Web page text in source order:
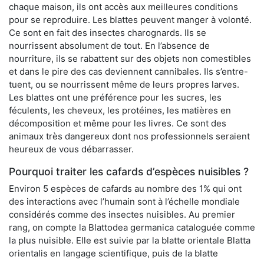
chaque maison, ils ont accès aux meilleures conditions
pour se reproduire. Les blattes peuvent manger à volonté.
Ce sont en fait des insectes charognards. Ils se
nourrissent absolument de tout. En l’absence de
nourriture, ils se rabattent sur des objets non comestibles
et dans le pire des cas deviennent cannibales. Ils s’entre-
tuent, ou se nourrissent même de leurs propres larves.
Les blattes ont une préférence pour les sucres, les
féculents, les cheveux, les protéines, les matières en
décomposition et même pour les livres. Ce sont des
animaux très dangereux dont nos professionnels seraient
heureux de vous débarrasser.
Pourquoi traiter les cafards d’espèces nuisibles ?
Environ 5 espèces de cafards au nombre des 1% qui ont
des interactions avec l’humain sont à l’échelle mondiale
considérés comme des insectes nuisibles. Au premier
rang, on compte la Blattodea germanica cataloguée comme
la plus nuisible. Elle est suivie par la blatte orientale Blatta
orientalis en langage scientifique, puis de la blatte